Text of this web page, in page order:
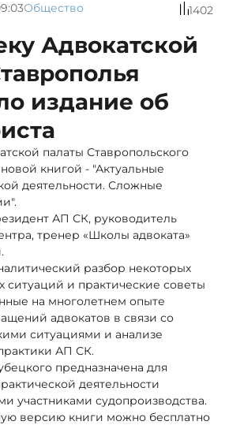
Общество 1402
Адвокатской
издание об
палаты Ставропольского
книгой - "Актуальные
деятельности. Сложные
АП СК, руководитель
тренер «Школы адвоката»
разбор некоторых
ситуаций и практические советы
на многолетнем опыте
адвокатов в связи со
ситуациями и анализе
АП СК.
предназначена для
деятельности
участниками судопроизводства.
версию книги можно бесплатно